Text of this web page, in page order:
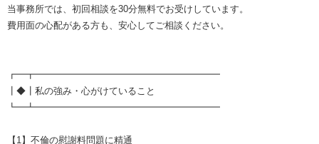
当事務所では、初回相談を30分無料でお受けしています。
費用面の心配がある方も、安心してご相談ください。
┏━┳━━━━━━━━━━━━━━━━━━━━
┃◆┃私の強み・心がけていること
┗━┻━━━━━━━━━━━━━━━━━━━━
【1】不倫の慰謝料問題に精通